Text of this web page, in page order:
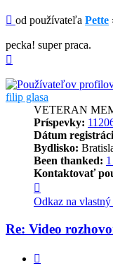
Príspevok
od používateľa Pette
pecka! super praca.
filip glasa
VETERAN
Príspevky:
Dátum
Bydlisko:
Been thanked:
Kontaktovať
informácie
používateľa
-
filip
Odkaz na
Re: Video